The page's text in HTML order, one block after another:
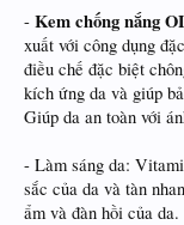
- Kem chống nắng
xuất với công dụng
điều chế đặc biệt
kích ứng da và giúp
Giúp da an toàn với
- Làm sáng da:
sắc của da và tàn
ẩm và đàn hồi của da.